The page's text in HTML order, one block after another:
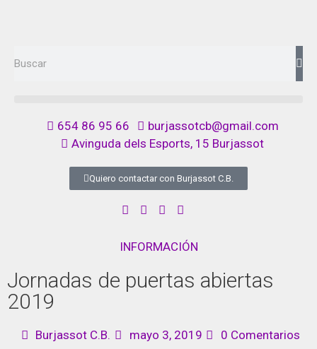
Quiero contactar con Burjassot C.B.
654 86 95 66
burjassotcb@gmail.com
Avinguda dels Esports, 15 Burjassot
INFORMACIÓN
Jornadas de puertas abiertas
2019
Burjassot C.B. mayo 3, 2019 0 Comentarios